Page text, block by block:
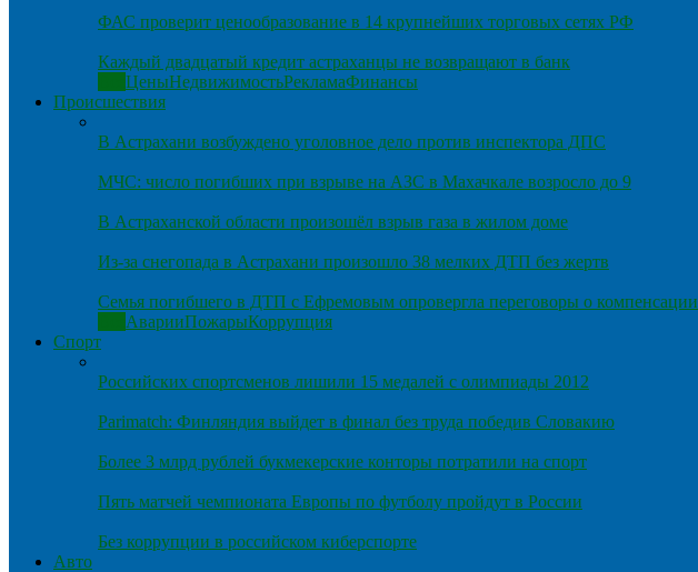
ФАС проверит ценообразование в 14 крупнейших торговых сетях РФ
Каждый двадцатый кредит астраханцы не возвращают в банк
ЦеныНедвижимостьРекламаФинансы
Происшествия
В Астрахани возбуждено уголовное дело против инспектора ДПС
МЧС: число погибших при взрыве на АЗС в Махачкале возросло до 9
В Астраханской области произошёл взрыв газа в жилом доме
Из-за снегопада в Астрахани произошло 38 мелких ДТП без жертв
Семья погибшего в ДТП с Ефремовым опровергла переговоры о компенсации
АварииПожарыКоррупция
Спорт
Российских спортсменов лишили 15 медалей с олимпиады 2012
Parimatch: Финляндия выйдет в финал без труда победив Словакию
Более 3 млрд рублей букмекерские конторы потратили на спорт
Пять матчей чемпионата Европы по футболу пройдут в России
Без коррупции в российском киберспорте
Авто